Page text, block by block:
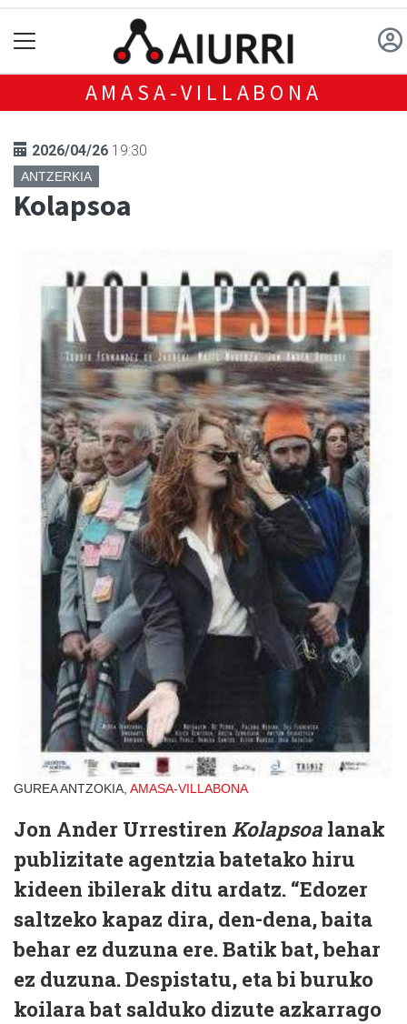
AMASA-VILLABONA
2026/04/26 19:30
ANTZERKIA
Kolapsoa
GUREA ANTZOKIA, AMASA-VILLABONA
Jon Ander Urrestiren Kolapsoa lanak
publizitate agentzia batetako hiru
kideen ibilerak ditu ardatz. “Edozer
saltzeko kapaz dira, den-dena, baita
behar ez duzuna ere. Batik bat, behar
ez duzuna. Despistatu, eta bi buruko
koilara bat salduko dizute azkarrago